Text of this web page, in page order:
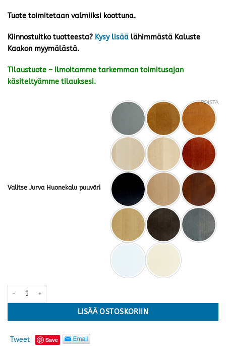
Tuote toimitetaan valmiiksi koottuna.
Kiinnostuitko tuotteesta? Kysy lisää lähimmästä Kaluste
Kaakon myymälästä.
Tilaustuote – Ilmoitamme tarkemman toimitusajan
käsiteltyämme tilauksesi.
Valitse Jurva Huonekalu puuväri
POISTA
Mini-Mira eteislipasto · useita värejä määrä
LISÄÄ OSTOSKORIIN
Tweet Save